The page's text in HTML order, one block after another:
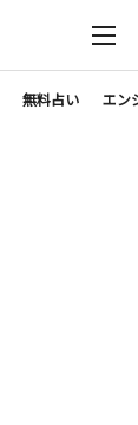
無料占い エン